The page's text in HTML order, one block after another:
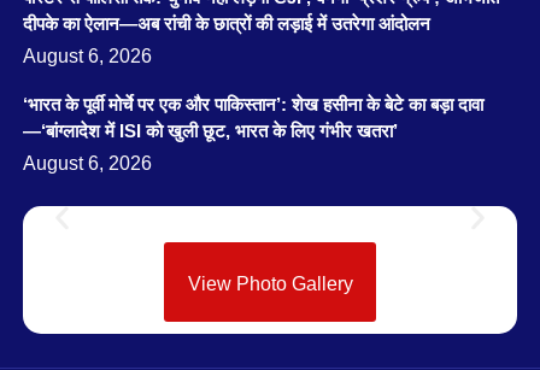
दीपके का ऐलान—अब रांची के छात्रों की लड़ाई में उतरेगा आंदोलन
August 6, 2026
‘भारत के पूर्वी मोर्चे पर एक और पाकिस्तान’: शेख हसीना के बेटे का बड़ा दावा
—‘बांग्लादेश में ISI को खुली छूट, भारत के लिए गंभीर खतरा’
August 6, 2026
View Photo Gallery